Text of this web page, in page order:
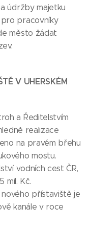
údržby majetku
pracovníky
město žádat
V UHERSKÉM
a Ředitelstvím
realizace
na pravém břehu
mostu.
vodních cest ČR,
mil. Kč.
přístaviště je
kanále v roce